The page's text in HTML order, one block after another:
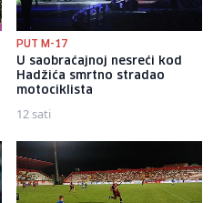
PUT M-17
U saobraćajnoj nesreći kod
Hadžića smrtno stradao
motociklista
12 sati